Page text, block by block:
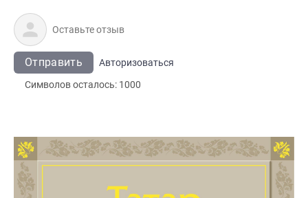
Отправить
Авторизоваться
Символов осталось: 1000